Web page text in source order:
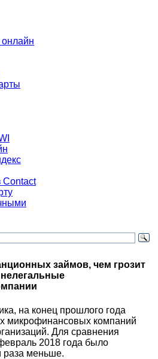
займов, чем грозит
на конец прошлого года
микрофинансовых компаний
Для сравнения
2018 года было
раза меньше.